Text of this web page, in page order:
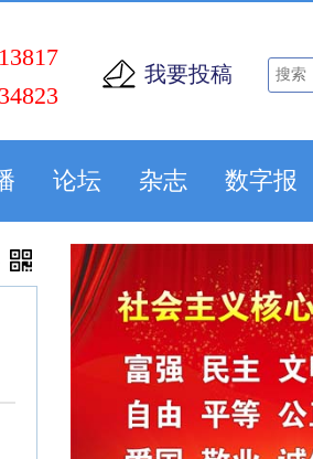
我要投稿
论坛 杂志 数字报